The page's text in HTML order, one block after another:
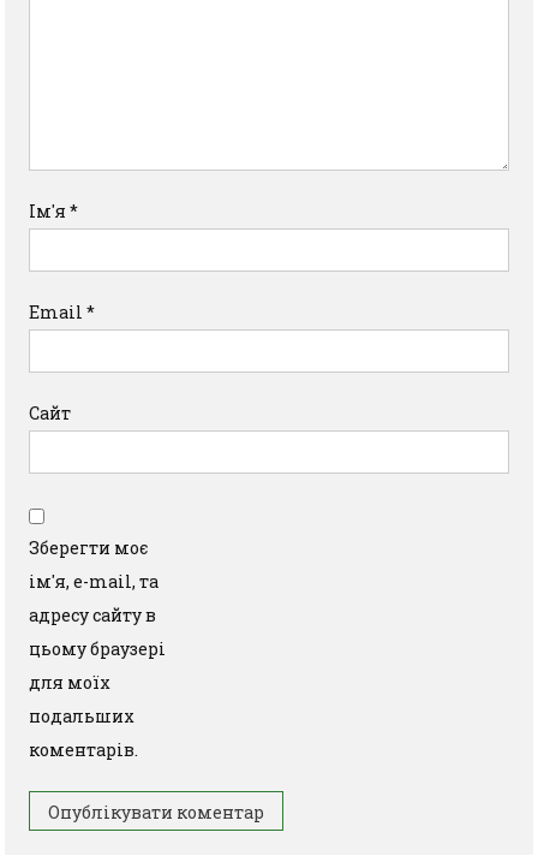
Ім'я*
Email*
Сайт
Зберегти моє
ім'я, e-mail, та
адресу сайту в
цьому браузері
для моїх
подальших
коментарів.